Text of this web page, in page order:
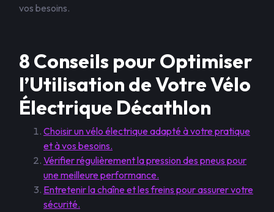
vos besoins.
8 Conseils pour Optimiser
l’Utilisation de Votre Vélo
Électrique Décathlon
Choisir un vélo électrique adapté à votre pratique
et à vos besoins.
Vérifier régulièrement la pression des pneus pour
une meilleure performance.
Entretenir la chaîne et les freins pour assurer votre
sécurité.